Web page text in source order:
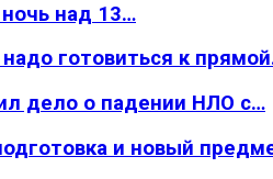
над 13…
готовиться к
дело о падении НЛО с…
и новый